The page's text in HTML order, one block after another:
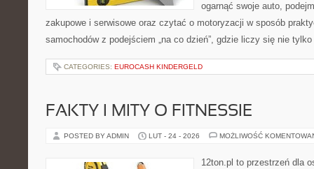
ogarnąć swoje auto,
zakupowe i serwisowe oraz czytać o motoryzacji w sposób
samochodów z podejściem „na co dzień”, gdzie liczy się nie
CATEGORIES: EUROCASH KINDERGELD
FAKTY I MITY O FITNESSIE
POSTED BY ADMIN LUT - 24 - 2026 MOŻLIWOŚĆ
12ton.pl to przestrzeń dla